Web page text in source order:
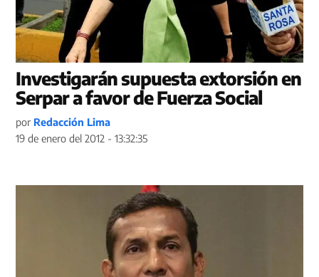
Investigarán supuesta extorsión en
Serpar a favor de Fuerza Social
por Redacción Lima
19 de enero del 2012 - 13:32:35